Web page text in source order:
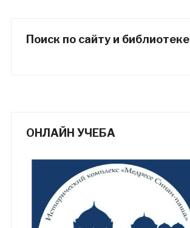
Поиск по сайту и библиотеке
ОНЛАЙН УЧЕБА